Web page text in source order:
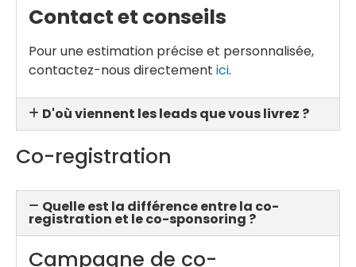
Contact et conseils
Pour une estimation précise et personnalisée,
contactez-nous directement ici.
D'où viennent les leads que vous livrez ?
Co-registration
Quelle est la différence entre la co-
registration et le co-sponsoring ?
Campagne de co-